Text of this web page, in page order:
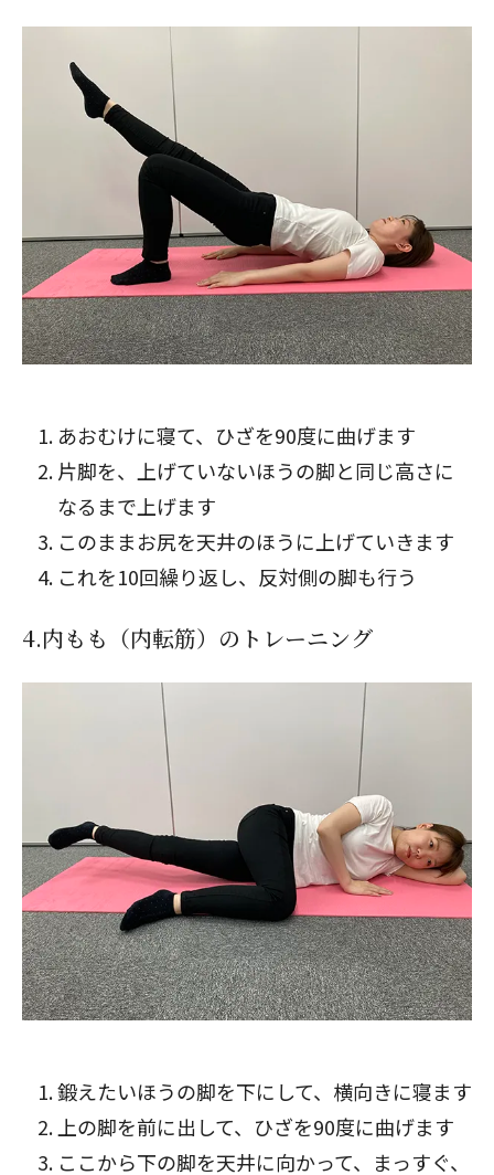
あおむけに寝て、ひざを90度に曲げます
片脚を、上げていないほうの脚と同じ高さに
なるまで上げます
このままお尻を天井のほうに上げていきます
これを10回繰り返し、反対側の脚も行う
4.内もも（内転筋）のトレーニング
鍛えたいほうの脚を下にして、横向きに寝ます
上の脚を前に出して、ひざを90度に曲げます
ここから下の脚を天井に向かって、まっすぐ、